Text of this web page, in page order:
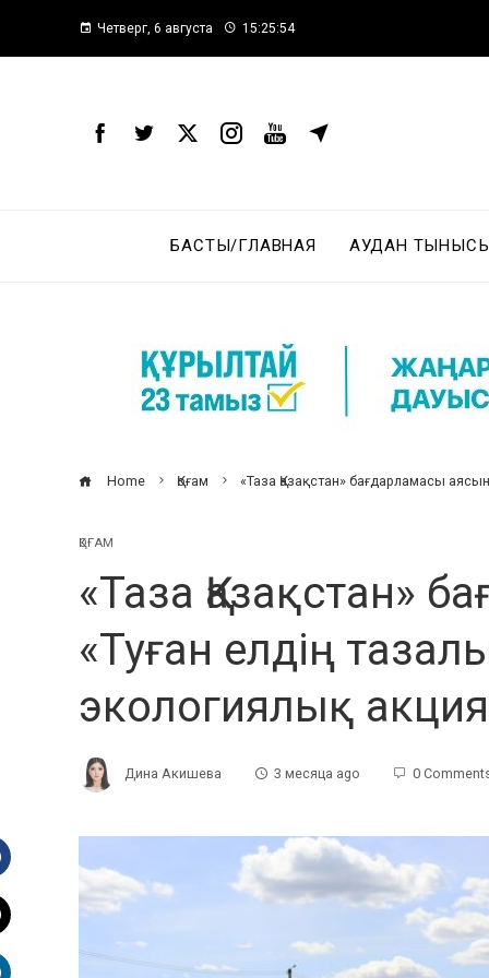
Четверг, 6 августа 15:25:55
БАСТЫ/ГЛАВНАЯ АУДАН
Home Қоғам «Таза Қазақстан» бағдарламасы
ҚОҒАМ
«Таза Қазақстан»
«Туған елдің
экологиялық
Дина Акишева 3 месяца ago 0